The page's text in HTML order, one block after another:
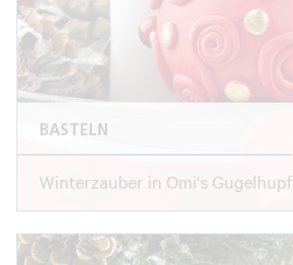
BASTELN
Winterzauber in Omi's Gugelhupf